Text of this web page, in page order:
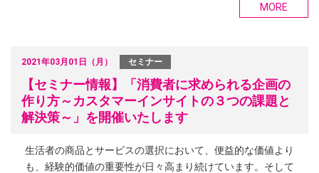
MORE
2021年03月01日（月） セミナー
【セミナー情報】「消費者に求められる企画の
作り方～カスタマーインサイトの３つの課題と
解決策～」を開催いたします
生活者の商品とサービスの選択において、便益的な価値より
も、経験的価値の重要性が日々高まり続けています。そして